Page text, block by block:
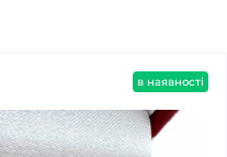
в наявності